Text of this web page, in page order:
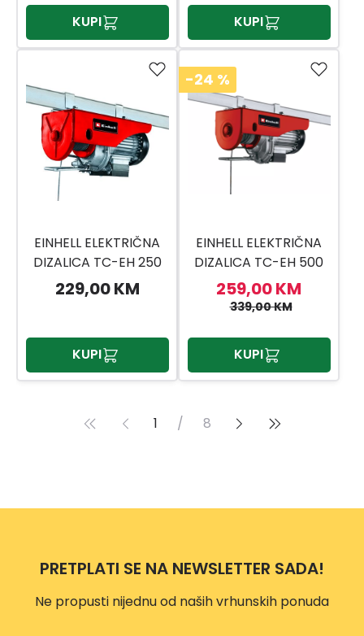
KUPI KUPI
EINHELL ELEKTRIČNA
DIZALICA TC-EH 250
229,00 KM
KUPI
-24 %
EINHELL ELEKTRIČNA
DIZALICA TC-EH 500
259,00 KM
339,00 KM
KUPI
1 / 8
PRETPLATI SE NA NEWSLETTER SADA!
Ne propusti nijednu od naših vrhunskih ponuda